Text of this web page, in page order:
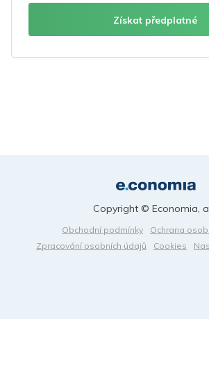
Získat předplatné
Obchodní podmínky
Ochrana
Zpracování osobních údajů
Cookies
Copyright © Economia,